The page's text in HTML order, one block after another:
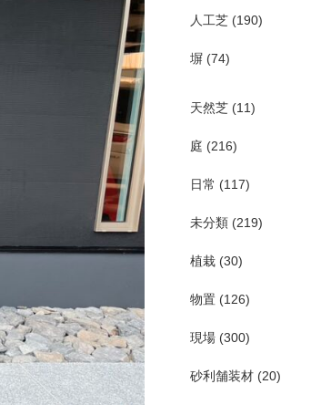
人工芝 (190)
塀 (74)
天然芝 (11)
庭 (216)
日常 (117)
未分類 (219)
植栽 (30)
物置 (126)
現場 (300)
砂利舗装材 (20)